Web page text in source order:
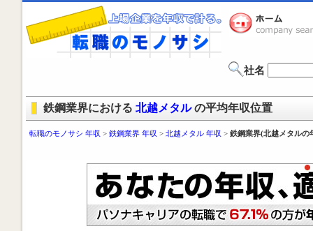
社名
鉄鋼業界における 北越メタルの平均年収位置
転職のモノサシ 年収 > 鉄鋼業界 年収 > 北越メタル 年収 > 鉄鋼業界(北越メタルの